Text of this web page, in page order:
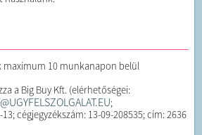
10 munkanapon belül
a Big Buy Kft. (elérhetőségei:
;
cégjegyzékszám: 13-09-208535; cím: 2636